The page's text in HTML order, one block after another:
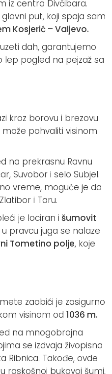
iz centra Divčibara.
put, koji spaja sam
Kosjerić – Valjevo.
dah, garantujemo
pogled na pejzaž sa
kroz borovu i brezovu
pohvaliti visinom
na prekrasnu Ravnu
Suvobor i selo Subjel.
vreme, moguće je da
i Taru.
je lociran i šumovit
u pravcu juga se nalaze
Tometino polje, koje
zaobići je zasigurno
visinom od 1036 m.
na mnogobrojna
se izdvaja živopisna
Ribnica. Takođe, ovde
raskošnoj bukovoj šumi,